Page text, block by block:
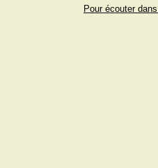
Pour écouter